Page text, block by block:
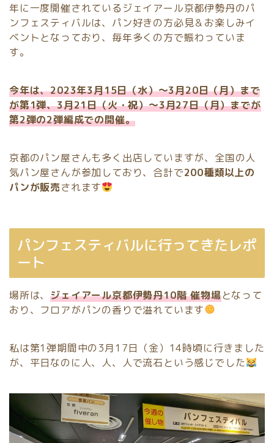
年に一度開催されているジェイアール京都伊勢丹のパ
ンフェスティバルは、パン好きの方必見＆お楽しみイ
ベントとなっており、毎年多くの方で賑わっていま
す。
今年は、2023年3月15日（水）～3月20日（月）まで
が第1弾、3月21日（火・祝）～3月27日（月）までが
第2弾の2弾編成での開催。
京都のパン屋さんも多く出店していますが、全国の人
気パン屋さんが参加しており、合計で200種類以上の
パンが販売されます
パンフェスティバルに行ってきたレポ
ート
場所は、ジェイアール京都伊勢丹10階 催物場となって
おり、フロアがパンの香りで溢れています
私は第1弾期間中の3月17日（金）14時頃に行きました
が、平日なのに人、人、人で流石という感じでした